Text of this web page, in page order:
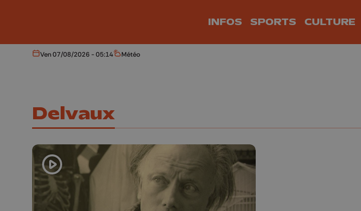
INFOS SPORTS CULTURE
Aujourd'hui
Ven 07/08/2026 - 05:14 Météo
Météo
Delvaux